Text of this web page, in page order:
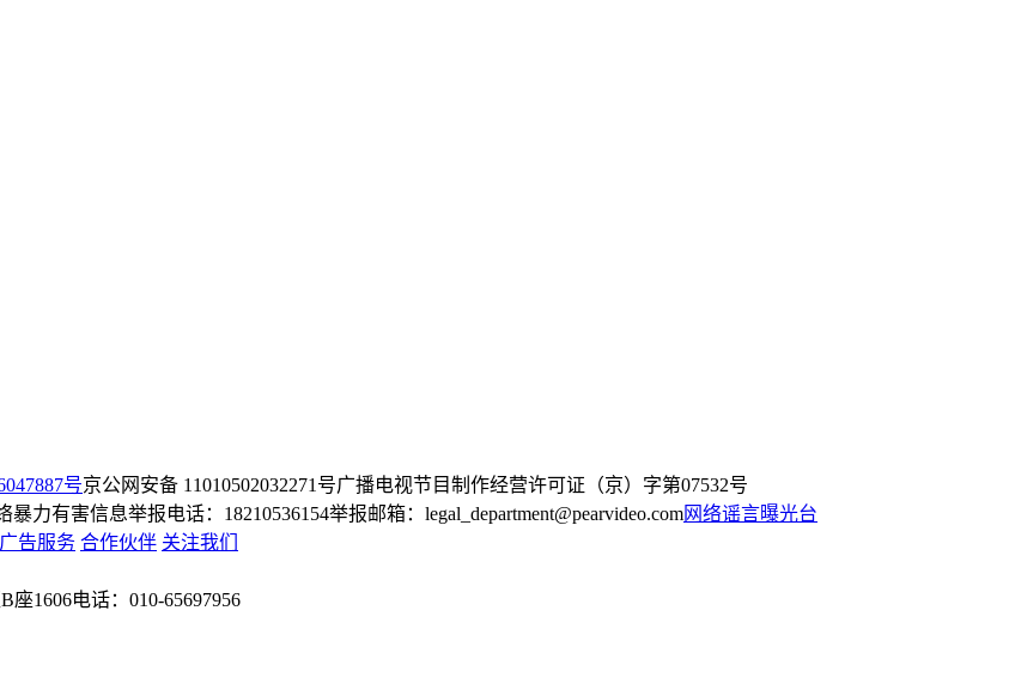
号京公网安备 11010502032271号广播电视节目制作经营许可证（京）字第07532号
力有害信息举报电话：18210536154举报邮箱：legal_department@pearvideo.com网络谣言曝光台
广告服务 合作伙伴 关注我们
座1606电话：010-65697956